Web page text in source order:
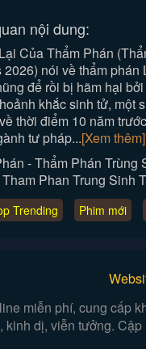
nội dung:
Của Thẩm Phán
2026) nói về thẩm
để rồi bị hãm hại
khắc sinh tử, một
thời điểm 10 năm
tư pháp...[Xem thêm]
- Thẩm Phán
Phan Trung Sinh
Trending Phim mới
miễn phí, cung cấp
dị, viễn tưởng.